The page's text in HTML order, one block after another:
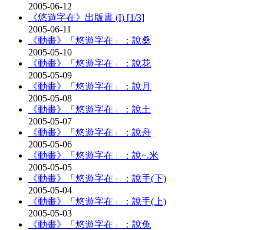
2005-06-12
《悠遊字在》出版書 (I) [1/3]
2005-06-11
《動畫》「悠遊字在」：說桑
2005-05-10
《動畫》「悠遊字在」：說花
2005-05-09
《動畫》「悠遊字在」：說月
2005-05-08
《動畫》「悠遊字在」：說土
2005-05-07
《動畫》「悠遊字在」：說舟
2005-05-06
《動畫》「悠遊字在」：說~.米
2005-05-05
《動畫》「悠遊字在」：說手(下)
2005-05-04
《動畫》「悠遊字在」：說手(上)
2005-05-03
《動畫》「悠遊字在」：說兔